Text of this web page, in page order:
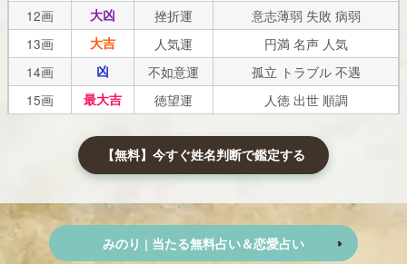
12画
大凶 挫折運
意志薄弱 失敗 病弱
13画
大吉 人気運
円満 名声 人気
14画
凶 不如意運
孤立 トラブル 不遇
15画
最大吉 徳望運
人徳 出世 順調
権威運
積極性 地位 財産
吉 剛気運
信頼 忍耐 成功
19画
障害運
20画
最大凶 災厄運
社交下手 薄幸 別離
【無料】今すぐ姓名判断で鑑定する
みのり | 当たる無料占い＆恋愛占い